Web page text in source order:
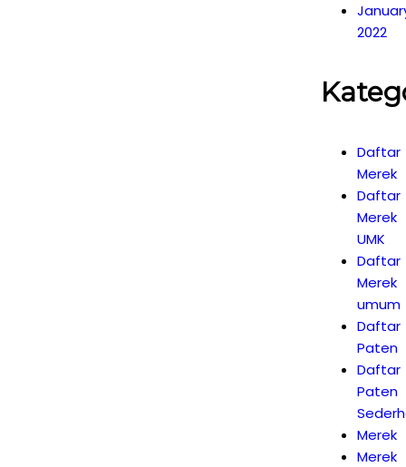
2022
Daftar
Merek
Daftar
Merek
UMK
Daftar
Merek
umum
Daftar
Paten
Daftar
Paten
Merek
Merek